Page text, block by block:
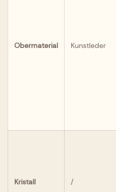
Obermaterial Kunstleder
Kristall /